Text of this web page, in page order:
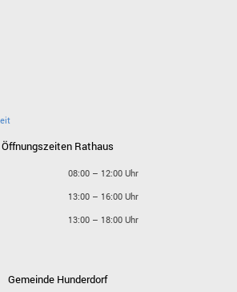
Öffnungszeiten Rathaus
08:00 – 12:00 Uhr
13:00 – 16:00 Uhr
13:00 – 18:00 Uhr
Gemeinde Hunderdorf